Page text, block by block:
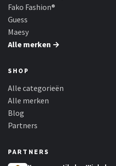
Fako Fashion®
Guess
Maesy
Alle merken →
SHOP
Alle categorieën
Alle merken
Blog
Partners
PARTNERS